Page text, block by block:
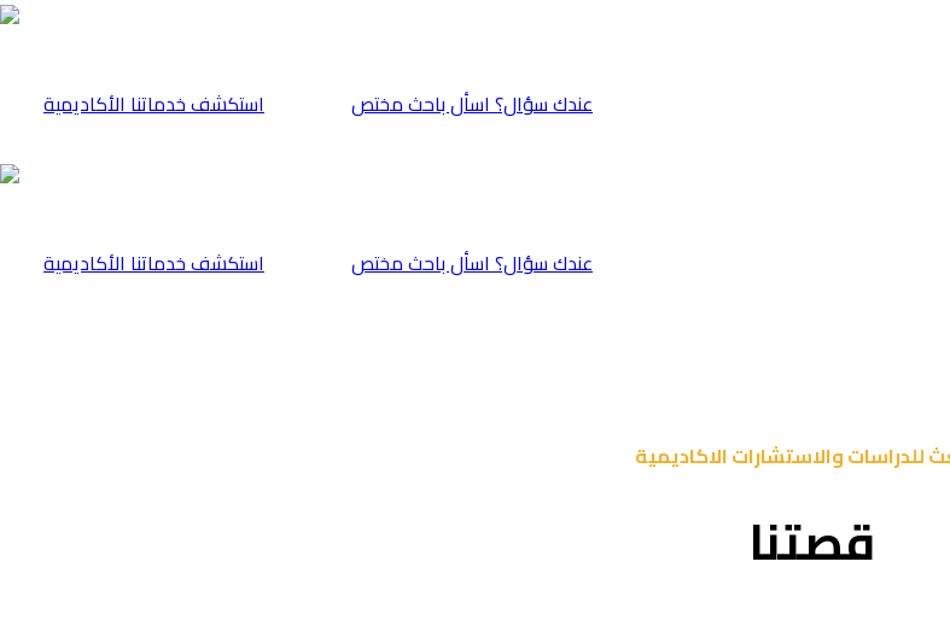
⁠استكشف خدماتنا الأكاديمية عندك سؤال؟ اسأل باحث مختص
⁠استكشف خدماتنا الأكاديمية عندك سؤال؟ اسأل باحث مختص
للدراسات والاستشارات الاكاديمية
قصتنا